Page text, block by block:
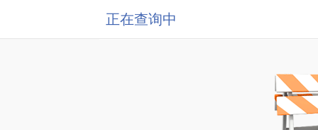
正在查询中